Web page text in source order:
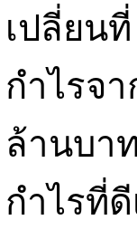
เปลี่ยน
กำไรจ
ล้านบา
กำไรที่